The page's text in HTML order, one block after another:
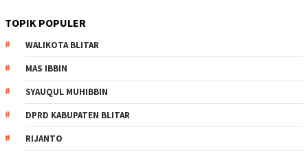
TOPIK POPULER
WALIKOTA BLITAR
MAS IBBIN
SYAUQUL MUHIBBIN
DPRD KABUPATEN BLITAR
RIJANTO